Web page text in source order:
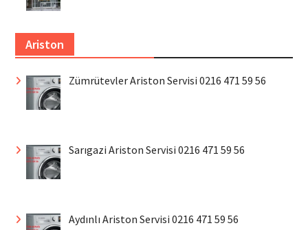
Ariston
Zümrütevler Ariston Servisi 0216 471 59 56
Sarıgazi Ariston Servisi 0216 471 59 56
Aydınlı Ariston Servisi 0216 471 59 56